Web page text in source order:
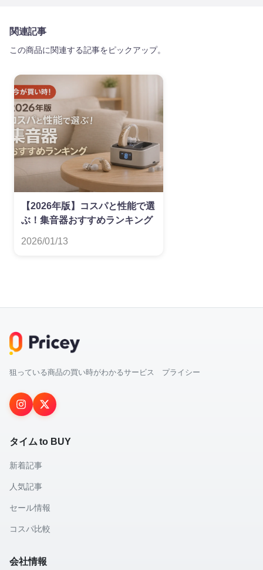
関連記事
この商品に関連する記事をピックアップ。
【2026年版】コスパと性能で選
ぶ！集音器おすすめランキング
2026/01/13
狙っている商品の買い時がわかるサービス プライシー
タイム to BUY
新着記事
人気記事
セール情報
コスパ比較
会社情報